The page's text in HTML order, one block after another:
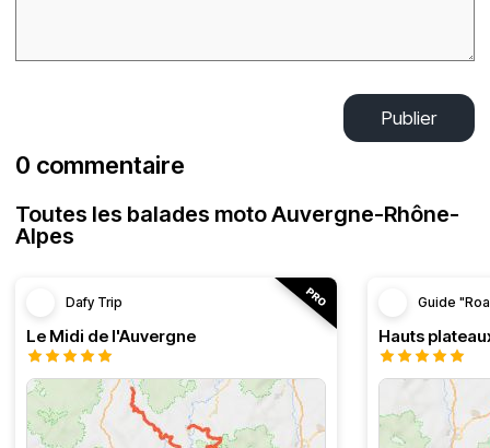
Publier
0 commentaire
Toutes les balades moto Auvergne-Rhône-
Alpes
Dafy Trip
Le Midi de l'Auvergne
Guide
Hauts